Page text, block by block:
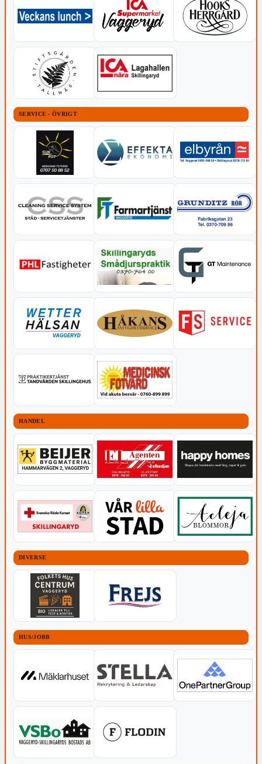
SERVICE - ÖVRIGT
HANDEL
DIVERSE
HUS/JOBB